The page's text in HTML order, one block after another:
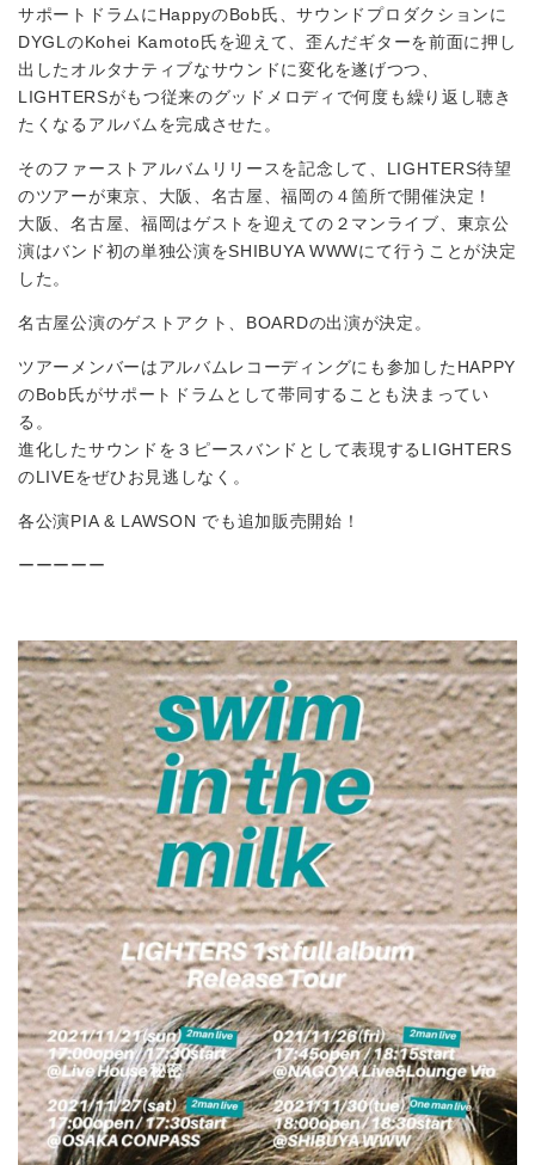
サポートドラムにHappyのBob氏、サウンドプロダクションに
DYGLのKohei Kamoto氏を迎えて、歪んだギターを前面に押し
出したオルタナティブなサウンドに変化を遂げつつ、
LIGHTERSがもつ従来のグッドメロディで何度も繰り返し聴き
たくなるアルバムを完成させた。
そのファーストアルバムリリースを記念して、LIGHTERS待望
のツアーが東京、大阪、名古屋、福岡の４箇所で開催決定！
大阪、名古屋、福岡はゲストを迎えての２マンライブ、東京公
演はバンド初の単独公演をSHIBUYA WWWにて行うことが決定
した。
名古屋公演のゲストアクト、BOARDの出演が決定。
ツアーメンバーはアルバムレコーディングにも参加したHAPPY
のBob氏がサポートドラムとして帯同することも決まってい
る。
進化したサウンドを３ピースバンドとして表現するLIGHTERS
のLIVEをぜひお見逃しなく。
各公演PIA & LAWSON でも追加販売開始！
ーーーーー